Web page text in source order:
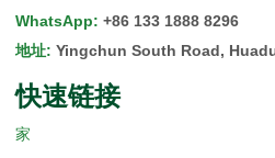
WhatsApp: +86 133 1888 8296
地址: Yingchun South Road,
快速链接
家